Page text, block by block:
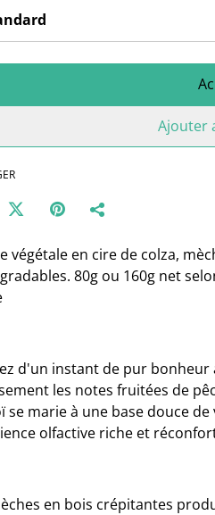
Ajouter
végétale en cire de colza,
80g ou 160g net
d'un instant de pur bonheur
les notes fruitées de
se marie à une base douce
olfactive riche et
en bois crépitantes